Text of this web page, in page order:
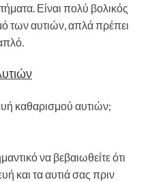
Είναι πολύ βολικός
των αυτιών, απλά πρέπει
καθαρισμού αυτιών;
να βεβαιωθείτε ότι
και τα αυτιά σας πριν